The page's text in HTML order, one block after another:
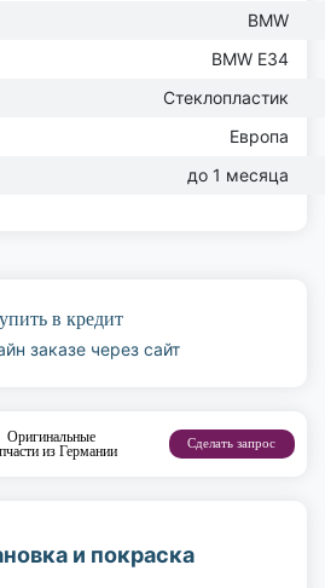
BMW
BMW E34
Стеклопластик
Европа
до 1 месяца
в кредит
заказе через сайт
Оригинальные
из Германии
Сделать запрос
и покраска